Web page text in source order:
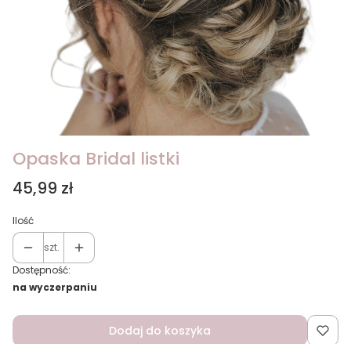
Opaska Bridal listki
Cena
45,99 zł
Ilość
szt.
Dostępność:
na wyczerpaniu
Dodaj do koszyka